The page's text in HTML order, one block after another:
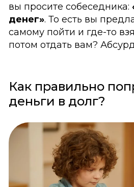
вы просите собеседника:
денег». То есть вы
самому пойти и где-то
потом отдать вам?
Как правильно
деньги в долг?